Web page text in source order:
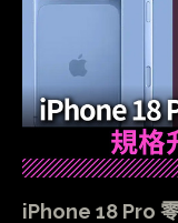
iPhone 18 Pro